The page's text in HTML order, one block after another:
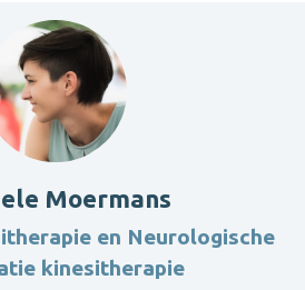
Moermans
en Neurologische
kinesitherapie